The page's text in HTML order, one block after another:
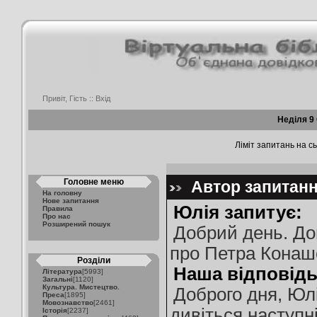
Привіт, Гість :: Вхід
Неділя
Ліміт запитань на
Головне меню
На головну
Нове запитання
Правила
Про нас
Розширений пошук
Розділи
Література[5993]
Загальні[1120]
Культура. Мистецтво.
Преса[1895]
Мовознавство[2461]
Історія[2237]
Автор
Юлія запитує:
Добрий день.
про Петра
Наша
Доброго дня,